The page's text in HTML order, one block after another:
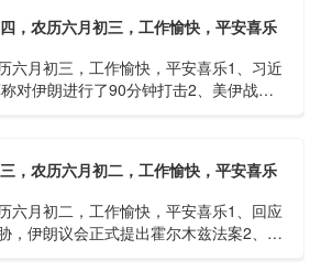
，农历六月初三，工作愉快，平安喜乐
六月初三，工作愉快，平安喜乐1、习近
对伊朗进行了90分钟打击2、美伊战争
，农历六月初二，工作愉快，平安喜乐
六月初二，工作愉快，平安喜乐1、回应
，伊朗议会正式提出霍尔木兹法案2、全